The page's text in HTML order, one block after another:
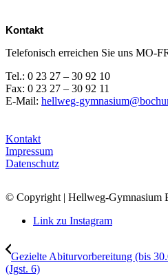
Kontakt
Telefonisch erreichen Sie uns MO-
Tel.: 0 23 27 – 30 92 10
Fax: 0 23 27 – 30 92 11
E-Mail: hellweg-
Kontakt
Impressum
Datenschutz
© Copyright | Hellweg-Gymnasium
Link zu Instagram
Gezielte Abiturvorbereitung (bis
(Jgst. 6)